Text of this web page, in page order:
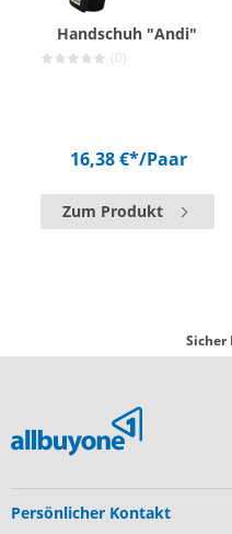
Handschuh "Andi"
(0)
16,38 €*/Paar
Zum Produkt
Sicher
Persönlicher Kontakt